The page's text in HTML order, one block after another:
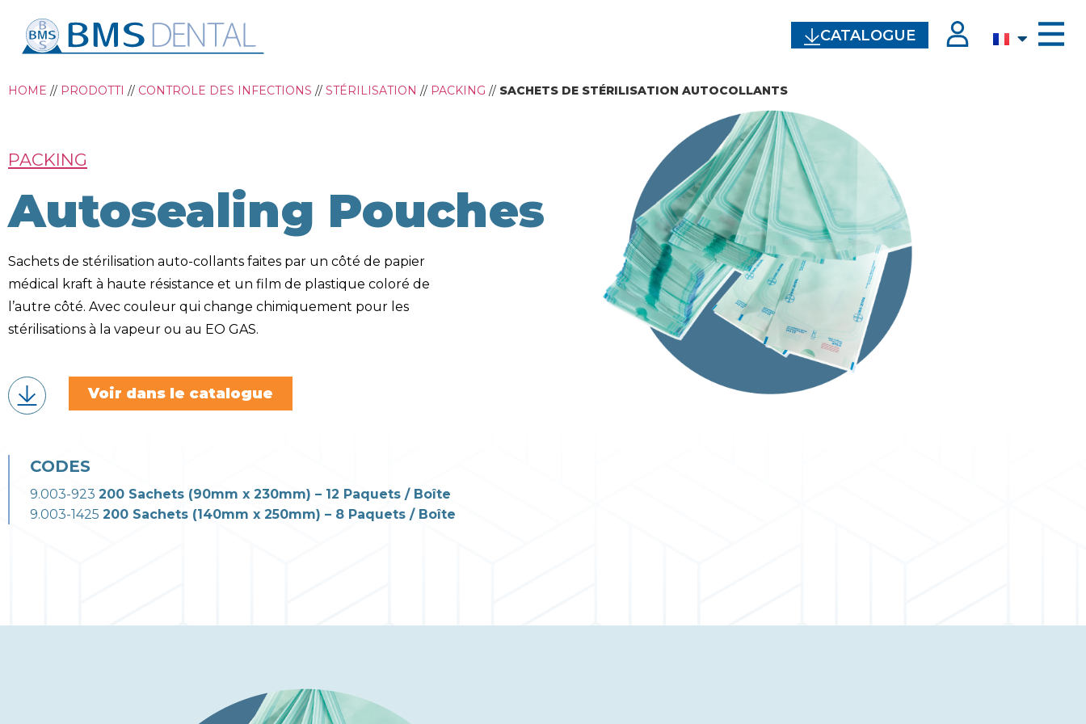
CATALOGUE
HOME // PRODOTTI // CONTROLE DES INFECTIONS // STÉRILISATION // PACKING // SACHETS DE STÉRILISATION AUTOCOLLANTS
PACKING
Autosealing Pouches
Sachets de stérilisation auto-collants faites par un côté de papier
médical kraft à haute résistance et un film de plastique coloré de
l’autre côté. Avec couleur qui change chimiquement pour les
stérilisations à la vapeur ou au EO GAS.
Voir dans le catalogue
CODES
9.003-923 200 Sachets (90mm x 230mm) – 12 Paquets / Boîte
9.003-1425 200 Sachets (140mm x 250mm) – 8 Paquets / Boîte